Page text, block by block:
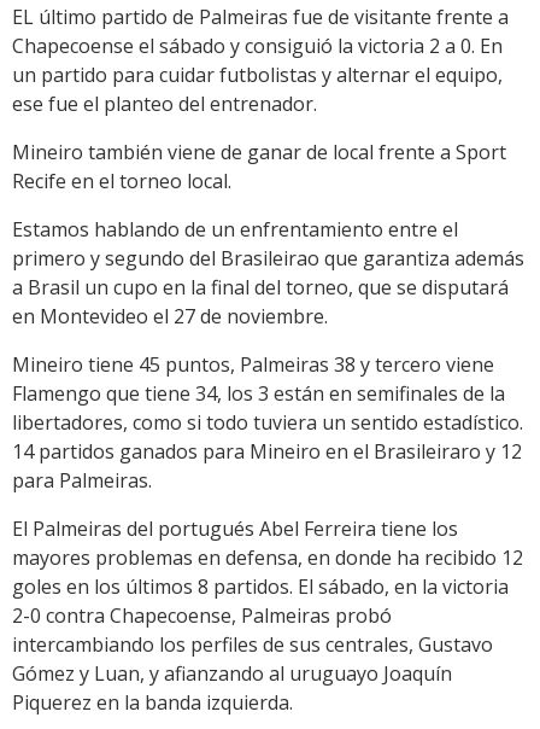
Link
EL último partido de Palmeiras fue de visitante frente a
Chapecoense el sábado y consiguió la victoria 2 a 0. En
un partido para cuidar futbolistas y alternar el equipo,
ese fue el planteo del entrenador.
Mineiro también viene de ganar de local frente a Sport
Recife en el torneo local.
Estamos hablando de un enfrentamiento entre el
primero y segundo del Brasileirao que garantiza además
a Brasil un cupo en la final del torneo, que se disputará
en Montevideo el 27 de noviembre.
Mineiro tiene 45 puntos, Palmeiras 38 y tercero viene
Flamengo que tiene 34, los 3 están en semifinales de la
libertadores, como si todo tuviera un sentido estadístico.
14 partidos ganados para Mineiro en el Brasileiraro y 12
para Palmeiras.
El Palmeiras del portugués Abel Ferreira tiene los
mayores problemas en defensa, en donde ha recibido 12
goles en los últimos 8 partidos. El sábado, en la victoria
2-0 contra Chapecoense, Palmeiras probó
intercambiando los perfiles de sus centrales, Gustavo
Gómez y Luan, y afianzando al uruguayo Joaquín
Piquerez en la banda izquierda.